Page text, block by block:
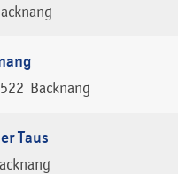
Backnang
Taus